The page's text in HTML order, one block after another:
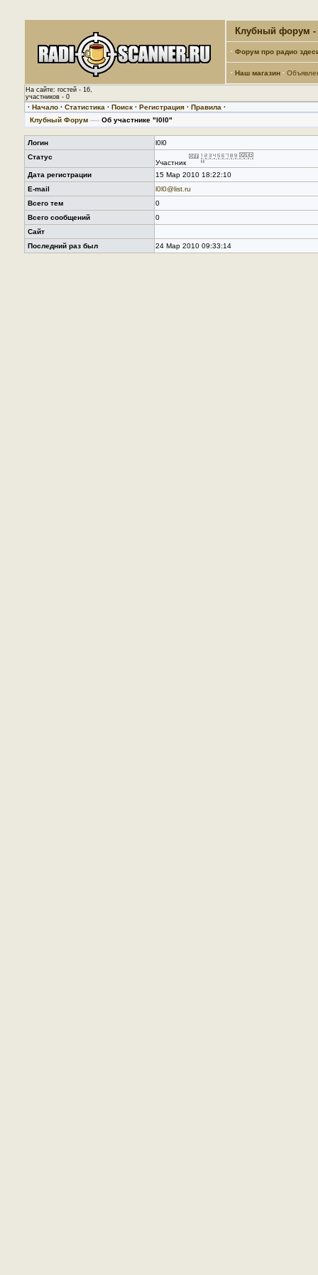
Клубный форум -
· Форум про радио
· Наш магазин ·
На сайте: гостей - 16,
участников - 0
· Начало · Статистика · Поиск · Регистрация · Правила ·
Клубный Форум —› Об участнике "l0l0"
Логин
l0l0
Статус
Участник
Дата регистрации
15 Мар 2010 18:22:10
E-mail
l0l0@list.ru
Всего тем
0
Всего сообщений
0
Сайт
Последний раз был
24 Мар 2010 09:33:14